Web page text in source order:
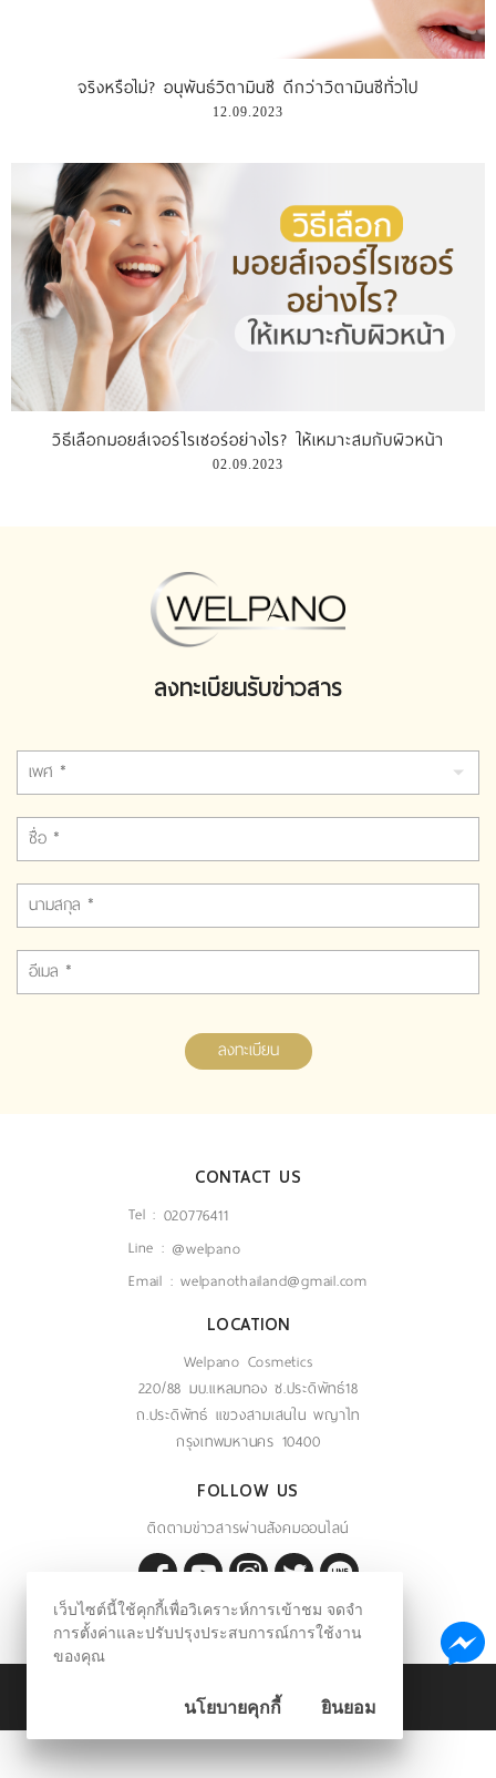
จริงหรือไม่? อนุพันธ์วิตามินซี ดีกว่าวิตามินซีทั่วไป
12.09.2023
วิธีเลือกมอยส์เจอร์ไรเซอร์อย่างไร? ให้เหมาะสมกับผิวหน้า
02.09.2023
ลงทะเบียนรับข่าวสาร
ลงทะเบียน
CONTACT US
Tel : 020776411
Line : @welpano
Email :welpanothailand@gmail.com
LOCATION
Welpano Cosmetics
220/88 มบ.แหลมทอง ซ.ประดิพัทธ์18
ถ.ประดิพัทธ์ แขวงสามเสนใน พญาไท
กรุงเทพมหานคร 10400
FOLLOW US
ติดตามข่าวสารผ่านสังคมออนไลน์
@welpano
เว็บไซต์นี้ใช้คุกกี้เพื่อวิเคราะห์การเข้าชม จดจำ
การตั้งค่าและปรับปรุงประสบการณ์การใช้งาน
ของคุณ
นโยบายคุกกี้ ยินยอม